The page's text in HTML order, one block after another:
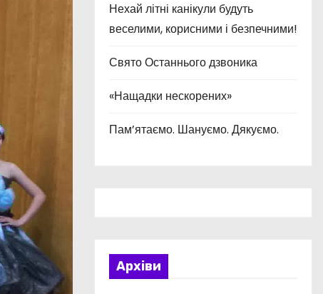
Нехай літні канікули будуть
веселими, корисними і безпечними!
Свято Останнього дзвоника
«Нащадки нескорених»
Пам’ятаємо. Шануємо. Дякуємо.
Архіви